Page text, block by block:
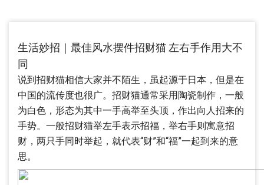
生活妙招｜最佳风水摆件招财猫 左右手作用大不
同
说到招财猫相信大家并不陌生，虽起源于日本，但是在
中国的流传度也很广。招财猫通常采用陶瓷制作，一般
为白色，形态为其中一手高举至头顶，作出向人招来的
手势。一般招财猫举左手表示招福，举右手则寓意招
财，两只手同时举起，就代表“财”和“福”一起到来的意
思。